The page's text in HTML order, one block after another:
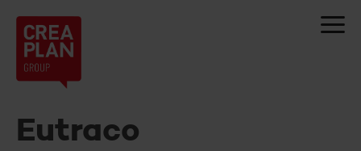
Creaplan
nv
Eutraco